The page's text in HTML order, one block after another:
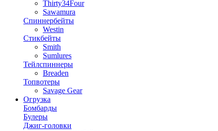
Thirty34Four
Sawamura
Спиннербейты
Westin
Стикбейты
Smith
Sumlures
Тейлспиннеры
Breaden
Топвотеры
Savage Gear
Огрузка
Бомбарды
Булеры
Джиг-головки